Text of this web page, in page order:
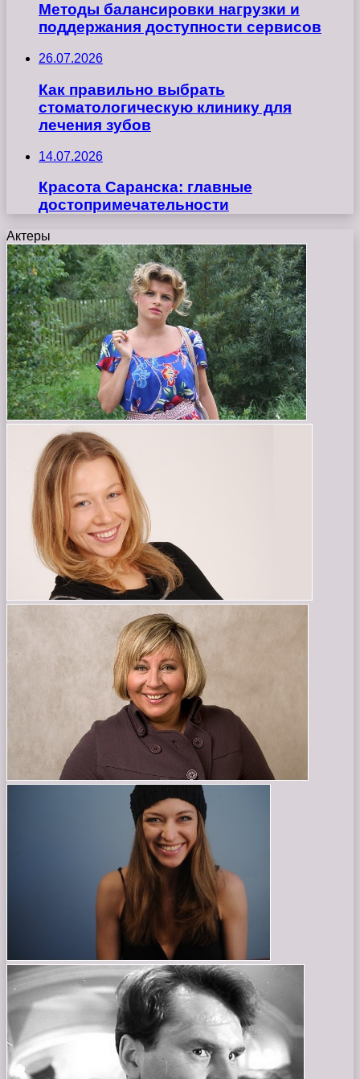
Методы балансировки нагрузки и
поддержания доступности сервисов
26.07.2026
Как правильно выбрать
стоматологическую клинику для
лечения зубов
14.07.2026
Красота Саранска: главные
достопримечательности
Актеры